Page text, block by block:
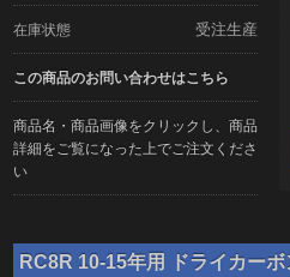
在庫状態 受注生産
この商品のお問い合わせはこちら
商品名・商品画像をクリックし、商品
詳細をご覧になった上でご注文くださ
い
RC8R 10-15年用 ドライカー